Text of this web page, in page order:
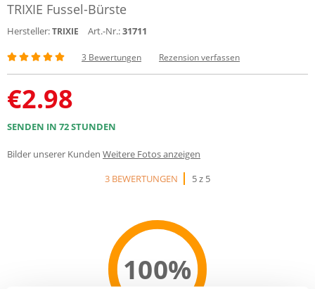
TRIXIE Fussel-Bürste
Hersteller:TRIXIE Art.-Nr.:31711
3 Bewertungen Rezension verfassen
€2.98
SENDEN IN 72 STUNDEN
Bilder unserer Kunden Weitere Fotos anzeigen
3 BEWERTUNGEN
5 z 5
100%